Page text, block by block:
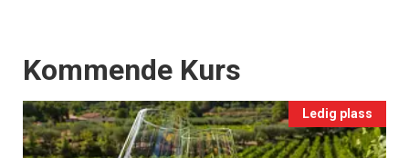
Events
Kommende Kurs
Ledig plass